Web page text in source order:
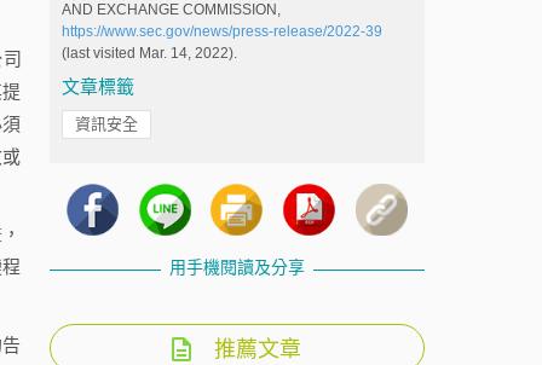
AND EXCHANGE COMMISSION,
https://www.sec.gov/news/press-release/2022-39
(last visited Mar. 14, 2022).
文章標籤
資訊安全
用手機閱讀及分享
推薦文章